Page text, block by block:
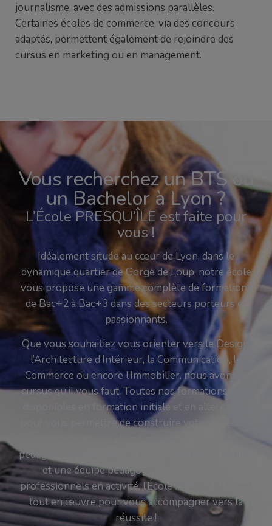
journalisme, avec des admissions parallèles.
Certaines écoles de commerce, via des concours
adaptés, permettent également de rejoindre des
cursus en marketing ou en management.
Vous recherchez un BTS ou
un Bachelor à Lyon ?
L’École PRESQU’ÎLE est faite pour
vous !
Idéalement située au cœur de Lyon, dans le
dynamique quartier de Gorge de Loup, notre école
vous propose une gamme complète de formations
de Bac+2 à Bac+3 dans des secteurs porteurs et
passionnants.
Que vous souhaitiez vous orienter vers le Design,
l’Architecture d’Intérieur, la Communication, le
Commerce ou encore l’Immobilier, nous avons le
cursus qu’il vous faut. Toutes nos formations sont
disponibles en formation initiale et en alternance,
pour vous permettre de construire votre parcours
pédagogie immersive, des classes à effectifs réduits
et une équipe pédagogique composée de
professionnels en activité, l’École PRESQU’ÎLE met
tout en œuvre pour vous accompagner vers la
réussite !